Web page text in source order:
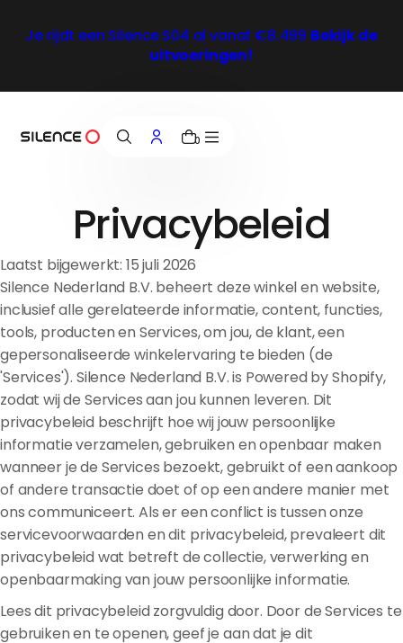
Je rijdt een SilenceS04 al vanaf €8.499 Bekijk de
uitvoeringen!
0
Privacybeleid
Laatst bijgewerkt: 15 juli 2026
Silence Nederland B.V. beheert deze winkel en website,
inclusief alle gerelateerde informatie, content, functies,
tools, producten en Services, om jou, de klant, een
gepersonaliseerde winkelervaring te bieden (de
'Services'). Silence Nederland B.V. is Powered by Shopify,
zodat wij de Services aan jou kunnen leveren. Dit
privacybeleid beschrijft hoe wij jouw persoonlijke
informatie verzamelen, gebruiken en openbaar maken
wanneer je de Services bezoekt, gebruikt of een aankoop
of andere transactie doet of op een andere manier met
ons communiceert. Als er een conflict is tussen onze
servicevoorwaarden en dit privacybeleid, prevaleert dit
privacybeleid wat betreft de collectie, verwerking en
openbaarmaking van jouw persoonlijke informatie.
Lees dit privacybeleid zorgvuldig door. Door de Services te
gebruiken en te openen, geef je aan dat je dit